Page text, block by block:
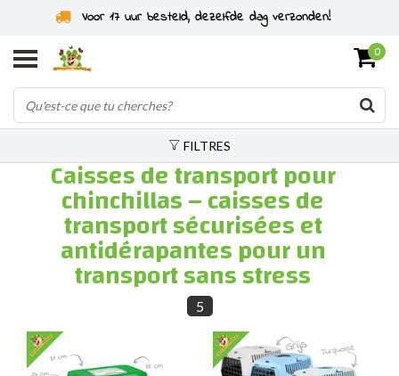
Voor 17 uur besteld, dezelfde dag verzonden!
0
FILTRES
Caisses de transport pour
chinchillas – caisses de
transport sécurisées et
antidérapantes pour un
transport sans stress
5